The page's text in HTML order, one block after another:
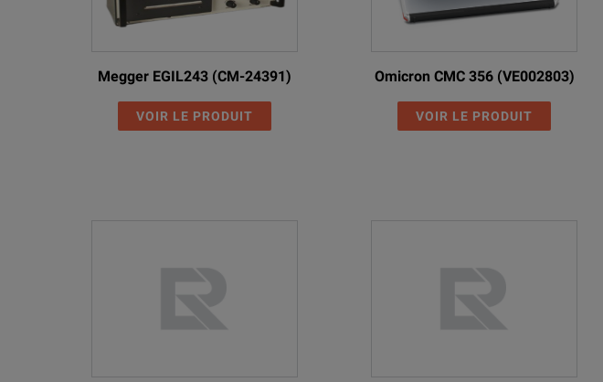
Megger EGIL243 (CM-24391)
VOIR LE PRODUIT
Omicron CMC 356 (VE002803)
VOIR LE PRODUIT